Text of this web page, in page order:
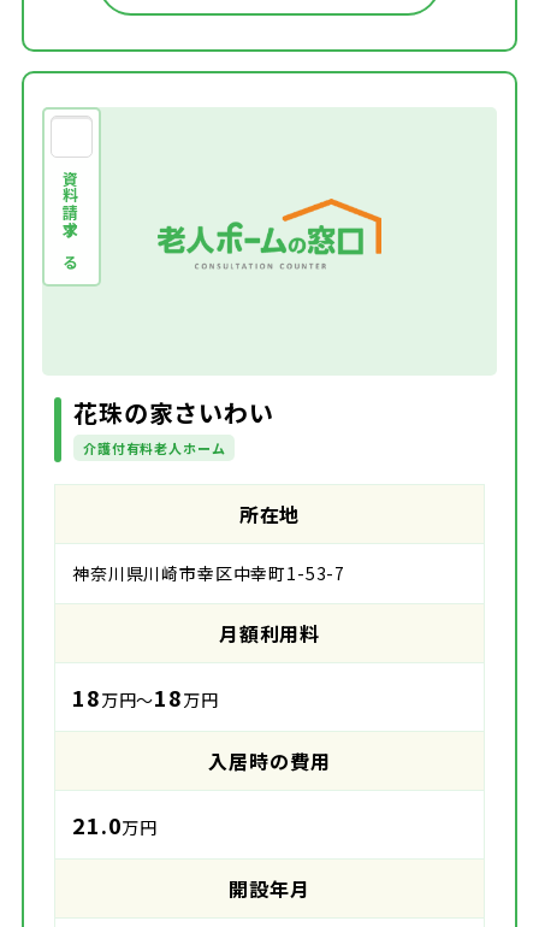
資料請求する
花珠の家さいわい
介護付有料老人ホーム
所在地
神奈川県川崎市幸区中幸町1-53-7
月額利用料
18万円～18万円
入居時の費用
21.0万円
開設年月